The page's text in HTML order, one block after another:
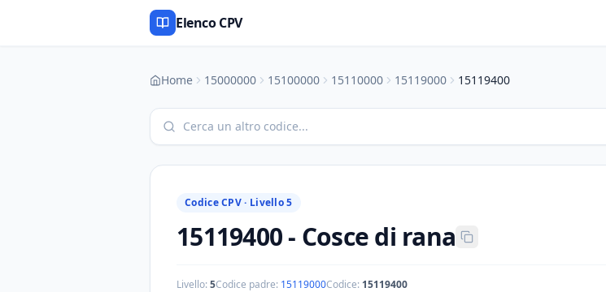
Elenco CPV
Home 15000000 15100000 15110000 15119000 15119400
Codice CPV · Livello 5
15119400- Cosce di rana
Livello:5Codice padre: 15119000Codice: 15119400